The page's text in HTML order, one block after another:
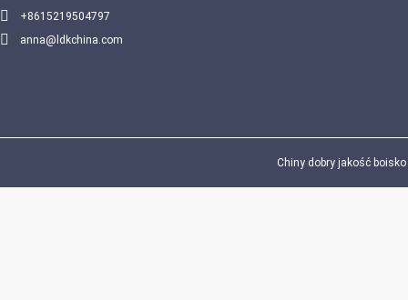
areny i
+8615219504797
anna@ldkchina.com
Chiny dobry jakość